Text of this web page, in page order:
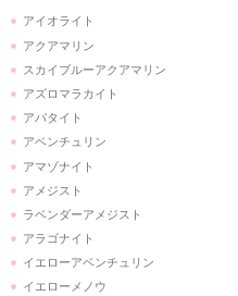
アイオライト
アクアマリン
スカイブルーアクアマリン
アズロマラカイト
アパタイト
アベンチュリン
アマゾナイト
アメジスト
ラベンダーアメジスト
アラゴナイト
イエローアベンチュリン
イエローメノウ